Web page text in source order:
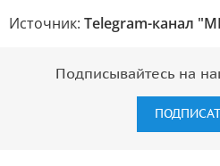
Источник: Telegram-канал
Подписывайтесь на